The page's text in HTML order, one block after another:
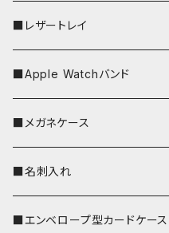
■レザートレイ
■Apple Watchバンド
■メガネケース
■名刺入れ
■エンベロープ型カードケース